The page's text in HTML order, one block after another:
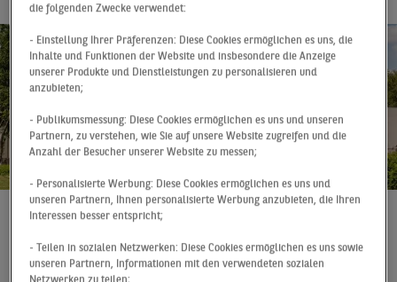
Wie schon im vergangenen Jahr konnte der stark
die folgenden Zwecke verwendet:
- Einstellung Ihrer Präferenzen: Diese Cookies ermöglichen es uns, die
Inhalte und Funktionen der Website und insbesondere die Anzeige
unserer Produkte und Dienstleistungen zu personalisieren und
anzubieten;
- Publikumsmessung: Diese Cookies ermöglichen es uns und unseren
Partnern, zu verstehen, wie Sie auf unsere Website zugreifen und die
Anzahl der Besucher unserer Website zu messen;
- Personalisierte Werbung: Diese Cookies ermöglichen es uns und
unseren Partnern, Ihnen personalisierte Werbung anzubieten, die Ihren
Interessen besser entspricht;
- Teilen in sozialen Netzwerken: Diese Cookies ermöglichen es uns sowie
unseren Partnern, Informationen mit den verwendeten sozialen